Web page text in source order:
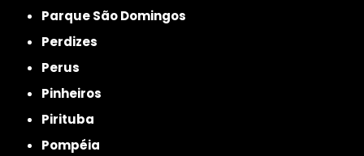
Parque São Domingos
Perdizes
Perus
Pinheiros
Pirituba
Pompéia